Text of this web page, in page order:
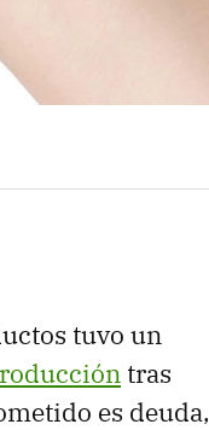
tuvo un
tras
es deuda,